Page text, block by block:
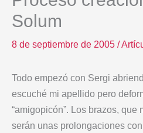
Solum
8 de septiembre de 2005 /
Todo empezó con Sergi
escuché mi apellido pero
“amigopicón”. Los brazos, que
serán unas prolongaciones